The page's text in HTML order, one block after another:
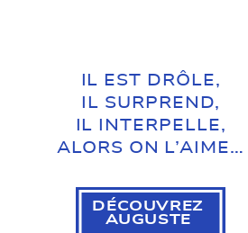
IL EST DRÔLE,
IL SURPREND,
IL INTERPELLE,
ALORS ON L’AIME…
DÉCOUVREZ
AUGUSTE